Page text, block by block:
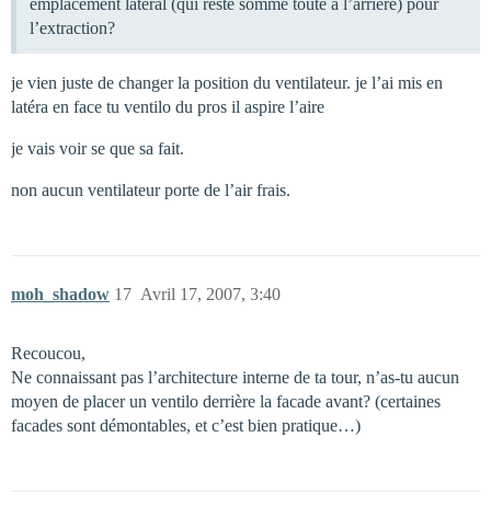
l’extraction?
je vien juste de changer la position du ventilateur. je l’ai mis en
latéra en face tu ventilo du pros il aspire l’aire
je vais voir se que sa fait.
non aucun ventilateur porte de l’air frais.
moh_shadow Avril 17, 2007, 3:40
17
Recoucou,
Ne connaissant pas l’architecture interne de ta tour, n’as-tu aucun
moyen de placer un ventilo derrière la facade avant? (certaines
facades sont démontables, et c’est bien pratique…)